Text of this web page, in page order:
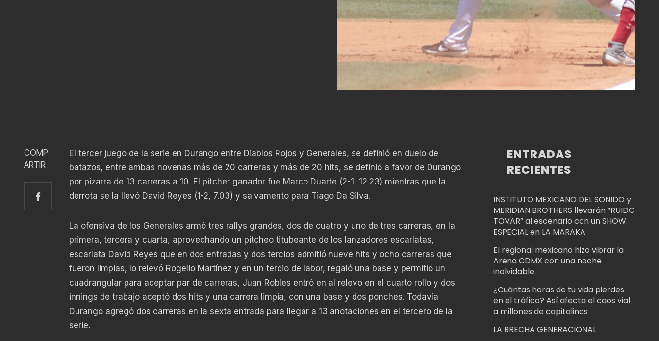
COMP
ARTIR
El tercer juego de la serie en Durango entre Diablos Rojos y Generales, se definió en duelo de
batazos, entre ambas novenas más de 20 carreras y más de 20 hits, se definió a favor de Durango
por pizarra de 13 carreras a 10. El pitcher ganador fue Marco Duarte (2-1, 12.23) mientras que la
derrota se la llevó David Reyes (1-2, 7.03) y salvamento para Tiago Da Silva.
La ofensiva de los Generales armó tres rallys grandes, dos de cuatro y uno de tres carreras, en la
primera, tercera y cuarta, aprovechando un pitcheo titubeante de los lanzadores escarlatas,
escarlata David Reyes que en dos entradas y dos tercios admitió nueve hits y ocho carreras que
fueron limpias, lo relevó Rogelio Martínez y en un tercio de labor, regaló una base y permitió un
cuadrangular para aceptar par de carreras, Juan Robles entró en al relevo en el cuarto rollo y dos
innings de trabajo aceptó dos hits y una carrera limpia, con una base y dos ponches. Todavía
Durango agregó dos carreras en la sexta entrada para llegar a 13 anotaciones en el tercero de la
serie.
ENTRADAS
RECIENTES
INSTITUTO MEXICANO DEL SONIDO y
MERIDIAN BROTHERS llevarán “RUIDO
TOVAR” al escenario con un SHOW
ESPECIAL en LA MARAKA
El regional mexicano hizo vibrar la
Arena CDMX con una noche
inolvidable.
¿Cuántas horas de tu vida pierdes
en el tráfico? Así afecta el caos vial
a millones de capitalinos
LA BRECHA GENERACIONAL